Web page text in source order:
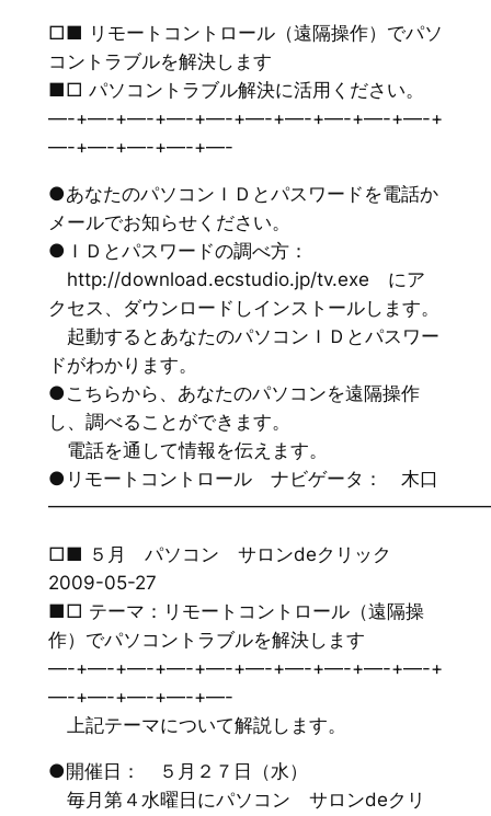
□■ リモートコントロール（遠隔操作）でパソ
コントラブルを解決します
■□ パソコントラブル解決に活用ください。
—-+—-+—-+—-+—-+—-+—-+—-+—-+—-+
—-+—-+—-+—-+—-
●あなたのパソコンＩＤとパスワードを電話か
メールでお知らせください。
●ＩＤとパスワードの調べ方：
http://download.ecstudio.jp/tv.exe にア
クセス、ダウンロードしインストールします。
起動するとあなたのパソコンＩＤとパスワー
ドがわかります。
●こちらから、あなたのパソコンを遠隔操作
し、調べることができます。
電話を通して情報を伝えます。
●リモートコントロール ナビゲータ： 木口
□■ ５月 パソコン サロンdeクリック
2009-05-27
■□ テーマ：リモートコントロール（遠隔操
作）でパソコントラブルを解決します
—-+—-+—-+—-+—-+—-+—-+—-+—-+—-+
—-+—-+—-+—-+—-
上記テーマについて解説します。
●開催日： ５月２７日（水）
毎月第４水曜日にパソコン サロンdeクリ